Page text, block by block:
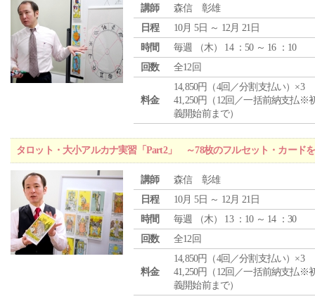
講師
森信 彰雄
日程
10月 5日 ～ 12月 21日
時間
毎週 （木） 14 ：50 ～ 16 ：10
回数
全12回
料金
14,850円（4回／分割支払い）×3
41,250円（12回／一括前納支払※
義開始前まで）
タロット・大小アルカナ実習「Part2」 ～78枚のフルセット・カード
講師
森信 彰雄
日程
10月 5日 ～ 12月 21日
時間
毎週 （木） 13 ：10 ～ 14 ：30
回数
全12回
料金
14,850円（4回／分割支払い）×3
41,250円（12回／一括前納支払※
義開始前まで）